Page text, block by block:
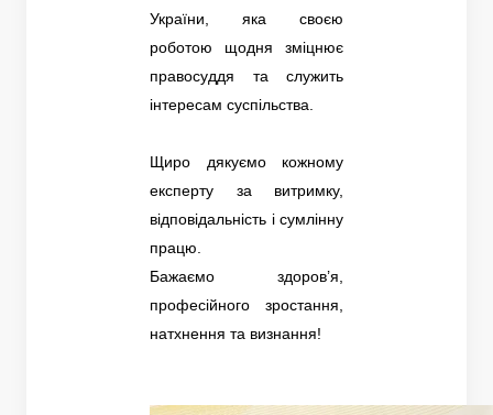
України, яка своєю
роботою щодня зміцнює
правосуддя та служить
інтересам суспільства.
Щиро дякуємо кожному
експерту за витримку,
відповідальність і сумлінну
працю.
Бажаємо здоров’я,
професійного зростання,
натхнення та визнання!